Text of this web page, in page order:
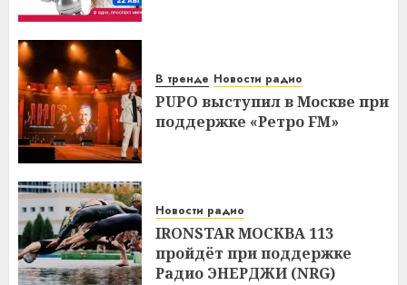
В тренде Новости радио
PUPO выступил в Москве при
поддержке «Ретро FM»
Новости радио
IRONSTAR МОСКВА 113
пройдёт при поддержке
Радио ЭНЕРДЖИ (NRG)